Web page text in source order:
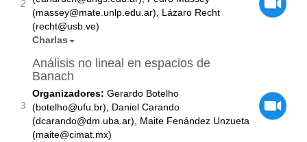
2
(massey@mate.unlp.edu.ar), Lázaro Recht
(recht@usb.ve)
Charlas
3
Análisis no lineal en espacios de
Banach
Organizadores: Gerardo Botelho
(botelho@ufu.br), Daniel Carando
(dcarando@dm.uba.ar), Maite Fenández Unzueta
(maite@cimat.mx)